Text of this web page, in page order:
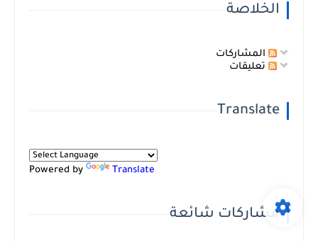
الخلاصة
المشاركات
تعليقات
Translate
Powered by Translate
مشاركات شائعة